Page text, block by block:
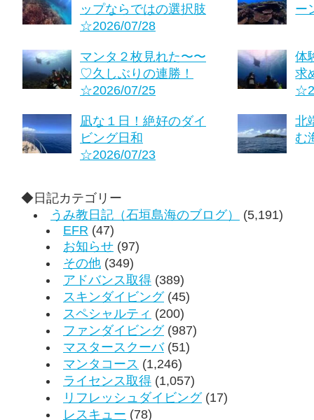
ップならではの選択肢
☆2026/07/28
ー
マンタ２枚見れた〜〜
♡久しぶりの連勝！
☆2026/07/25
体
求
凪な１日！絶好のダイ
ビング日和
☆2026/07/23
北
む
◆日記カテゴリー
うみ教日記（石垣島海のブログ）
(5,191)
EFR (47)
お知らせ (97)
その他 (349)
アドバンス取得 (389)
スキンダイビング(45)
スペシャルティ (200)
ファンダイビング(987)
マスタースクーバ(51)
マンタコース (1,246)
ライセンス取得 (1,057)
リフレッシュダイビング(17)
レスキュー (78)